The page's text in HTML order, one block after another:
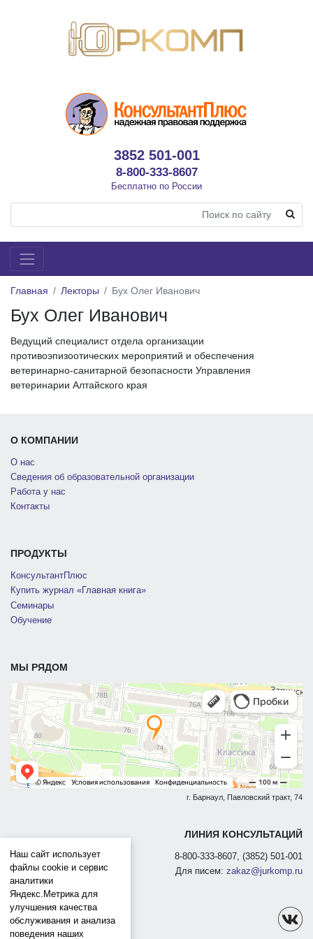
3852 501-001
8-800-333-8607
Бесплатно по России
Главная Лекторы Бух Олег Иванович
Бух Олег Иванович
Ведущий специалист отдела организации
противоэпизоотических мероприятий и обеспечения
ветеринарно-санитарной безопасности Управления
ветеринарии Алтайского края
О КОМПАНИИ
О нас
Сведения об образовательной организации
Работа у нас
Контакты
ПРОДУКТЫ
КонсультантПлюс
Купить журнал «Главная книга»
Семинары
Обучение
МЫ РЯДОМ
г. Барнаул, Павловский тракт, 74
ЛИНИЯ КОНСУЛЬТАЦИЙ
8-800-333-8607, (3852) 501-001
Для писем: zakaz@jurkomp.ru
Наш сайт использует
файлы cookie и сервис
аналитики
Яндекс.Метрика для
улучшения качества
обслуживания и анализа
поведения наших